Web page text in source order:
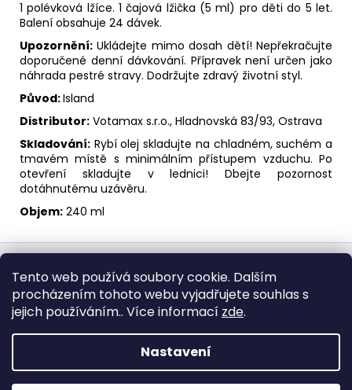
Tento web používá soubory cookie. Dalším
procházením tohoto webu vyjadřujete souhlas s
jejich používáním.. Více informací zde.
Nastavení
1 polévková lžíce. 1 čajová lžička (5 ml) pro děti do 5 let.
Balení obsahuje 24 dávek.
Upozornění: Ukládejte mimo dosah dětí! Nepřekračujte
doporučené denní dávkování. Přípravek není určen jako
náhrada pestré stravy. Dodržujte zdravý životní styl.
Původ:Island
Distributor: Votamax s.r.o., Hladnovská 83/93, Ostrava
Skladování: Rybí olej skladujte na chladném, suchém a
tmavém místě s minimálním přístupem vzduchu. Po
otevření skladujte v lednici! Dbejte pozornost
dotáhnutému uzávěru.
Objem: 240 ml
Z
a
Jak nakupovat Zásady zpracování osobních údajů
Obchodní podmínky